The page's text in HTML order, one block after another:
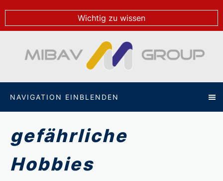
Wichtig zu wissen
NAVIGATION EINBLENDEN
gefährliche
Hobbies